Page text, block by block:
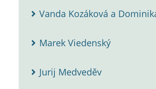
Vanda Kozáková a
Marek Viedenský
Jurij Medveděv